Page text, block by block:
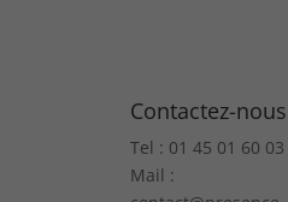
Contactez-
Tel : 01 45 01 60 03
Mail :